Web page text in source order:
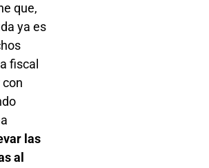
que,
ya es
fiscal
las
al